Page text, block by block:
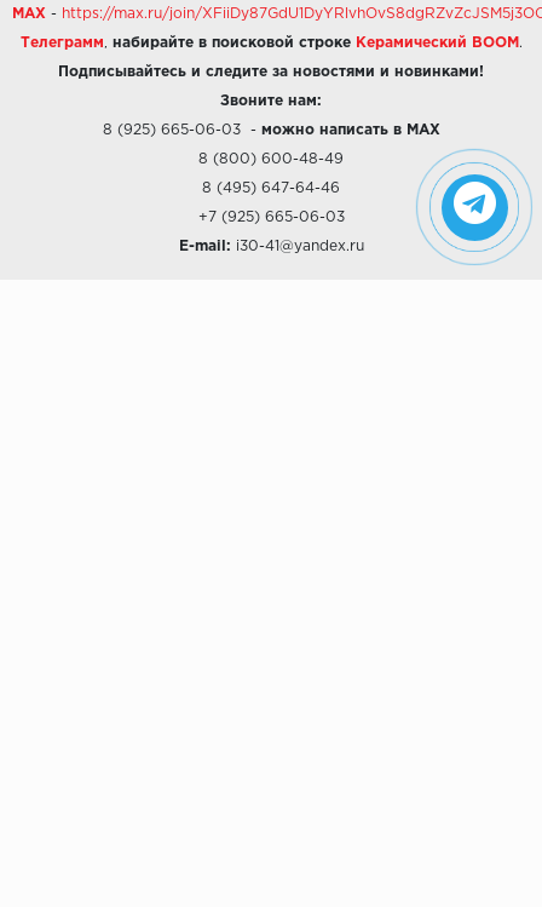
MAX - https://max.ru/join/
Телеграмм набирайте в поисковой строке Керамический BOOM .
Подписывайтесь и следите за новостями и новинками!
Звоните нам:
8 (925) 665-06-03- можно написать в MAX
8 (800) 600-48-49
8 (495) 647-64-46
+7 (925) 665-06-03
E-mail: i30-41@yandex.ru